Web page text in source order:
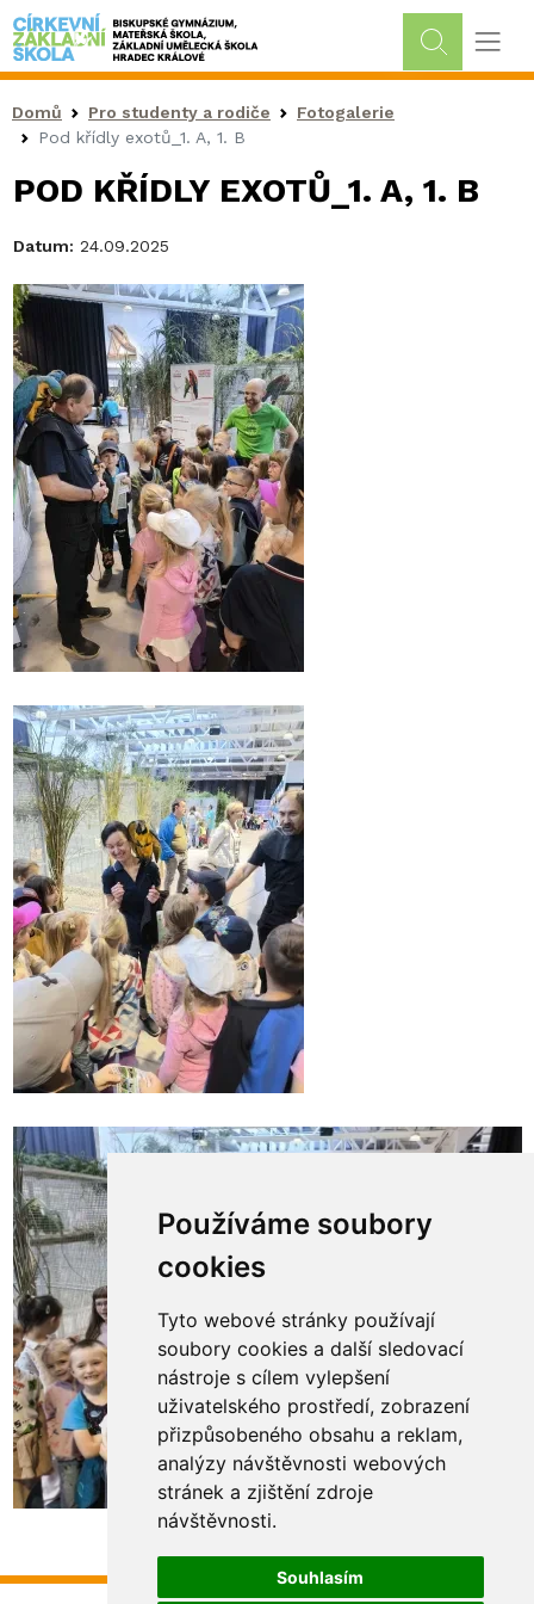
Používáme soubory
cookies
Tyto webové stránky používají
soubory cookies a další sledovací
nástroje s cílem vylepšení
uživatelského prostředí, zobrazení
přizpůsobeného obsahu a reklam,
analýzy návštěvnosti webových
stránek a zjištění zdroje
návštěvnosti.
Souhlasím
Drobečková navigace
Domů Pro studenty a rodiče
Fotogalerie
Pod křídly exotů_1. A, 1. B
POD KŘÍDLY EXOTŮ_1. A, 1. B
Datum: 24.09.2025